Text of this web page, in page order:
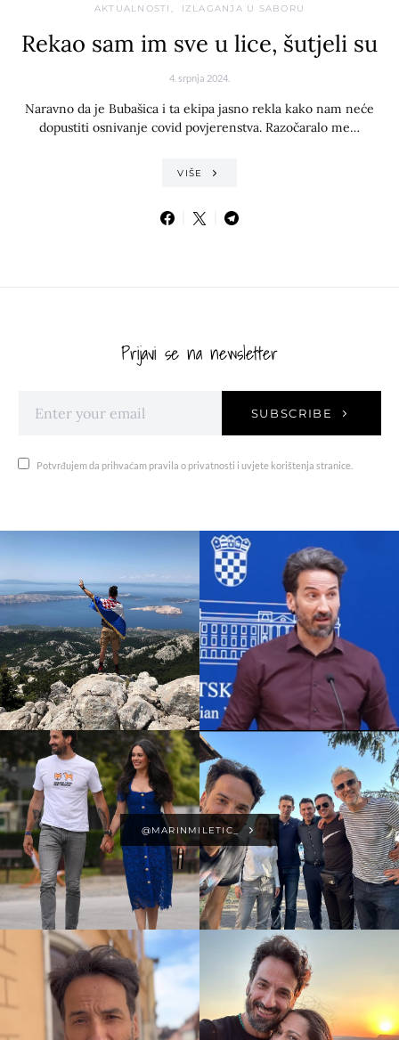
AKTUALNOSTI IZLAGANJA U SABORU
Rekao sam im sve u lice, šutjeli su
4. srpnja 2024.
Naravno da je Bubašica i ta ekipa jasno rekla kako nam neće
dopustiti osnivanje covid povjerenstva. Razočaralo me…
VIŠE
Prijavi se na newsletter
SUBSCRIBE
Potvrđujem da prihvaćam pravila o privatnosti i uvjete korištenja stranice.
@MARINMILETIC_